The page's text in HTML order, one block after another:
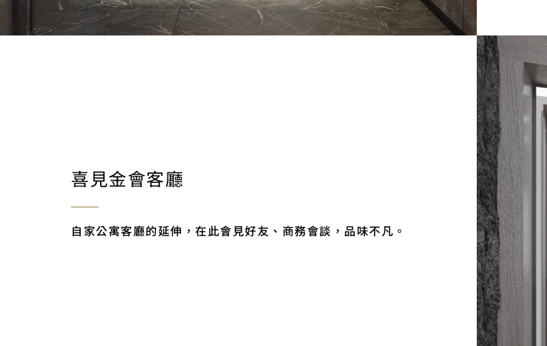
喜見金會客廳
自家公寓客廳的延伸，在此會見好友、商務會談，品味不凡。